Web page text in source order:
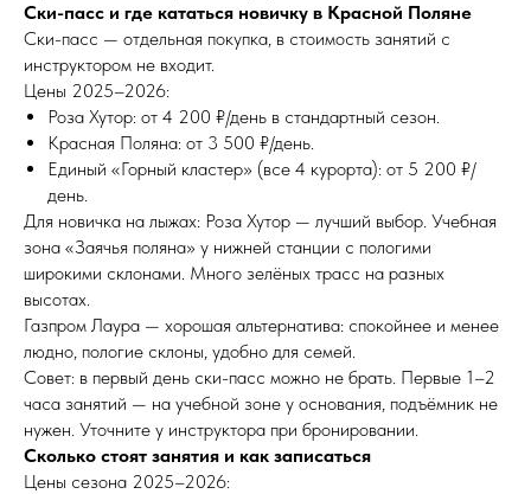
Ски-пасс и где кататься новичку в Красной Поляне
Ски-пасс — отдельная покупка, в стоимость занятий с
инструктором не входит.
Цены 2025–2026:
Роза Хутор: от 4 200 ₽/день в стандартный сезон.
Красная Поляна: от 3 500 ₽/день.
Единый «Горный кластер» (все 4 курорта): от 5 200 ₽/
день.
Для новичка на лыжах: Роза Хутор — лучший выбор. Учебная
зона «Заячья поляна» у нижней станции с пологими
широкими склонами. Много зелёных трасс на разных
высотах.
Газпром Лаура — хорошая альтернатива: спокойнее и менее
людно, пологие склоны, удобно для семей.
Совет: в первый день ски-пасс можно не брать. Первые 1–2
часа занятий — на учебной зоне у основания, подъёмник не
нужен. Уточните у инструктора при бронировании.
Сколько стоят занятия и как записаться
Цены сезона 2025–2026: